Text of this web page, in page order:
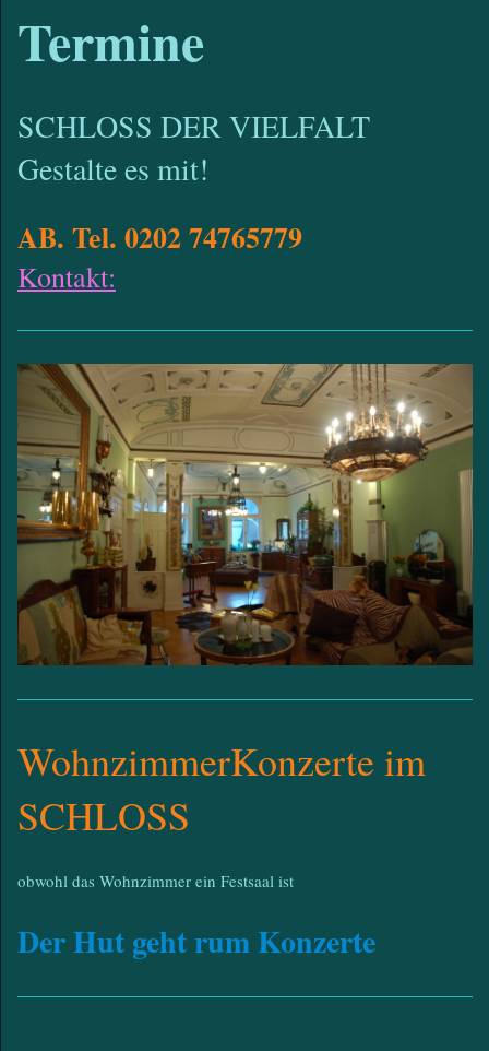
Termine
SCHLOSS DER VIELFALT
Gestalte es mit!
AB. Tel. 0202 74765779
Kontakt:
WohnzimmerKonzerte im
SCHLOSS
obwohl das Wohnzimmer ein Festsaal ist
Der Hut geht rum Konzerte